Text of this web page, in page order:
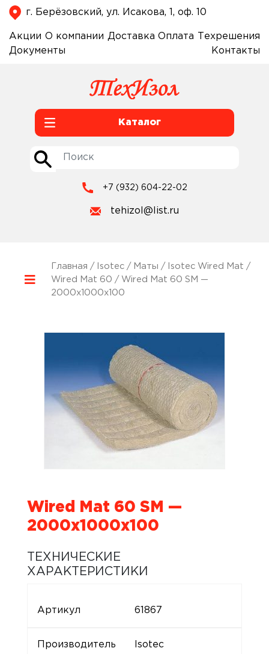
г. Берёзовский, ул. Исакова, 1, оф. 10
Акции О компании Доставка Оплата
Техрешения
Документы
Контакты
Каталог
+7 (932) 604-22-02
tehizol@list.ru
Главная / Isotec/ Маты / Isotec Wired Mat /
Wired Mat 60 / Wired Mat 60 SM —
2000x1000x100
Wired Mat 60 SM —
2000x1000x100
ТЕХНИЧЕСКИЕ
ХАРАКТЕРИСТИКИ
Артикул 61867
Производитель Isotec